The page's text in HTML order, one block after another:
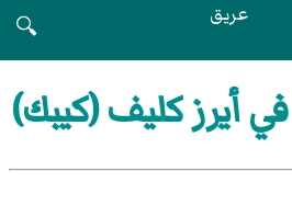
عريق
🔍
أيرز كليف (كيبك)